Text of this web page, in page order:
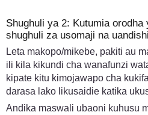
Shughuli ya 2: Kutumia
shughuli za usomaji na uandishi
Leta makopo/mikebe, pakiti au
ili kila kikundi cha wanafunzi
kipate kitu kimojawapo cha
darasa lako likusaidie katika
Andika maswali ubaoni kuhusu